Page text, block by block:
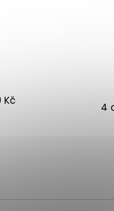
Kč
4